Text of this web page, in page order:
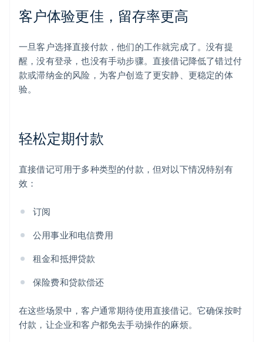
客户体验更佳，留存率更高
一旦客户选择直接付款，他们的工作就完成了。没有提
醒，没有登录，也没有手动步骤。直接借记降低了错过付
款或滞纳金的风险，为客户创造了更安静、更稳定的体
验。
轻松定期付款
直接借记可用于多种类型的付款，但对以下情况特别有
效：
订阅
公用事业和电信费用
租金和抵押贷款
保险费和贷款偿还
在这些场景中，客户通常期待使用直接借记。它确保按时
付款，让企业和客户都免去手动操作的麻烦。